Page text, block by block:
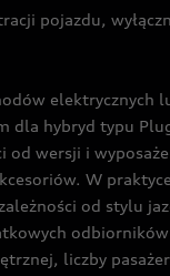
pojazdu,
elektrycznych
dla hybryd typu
od wersji i
W
od stylu
liczby